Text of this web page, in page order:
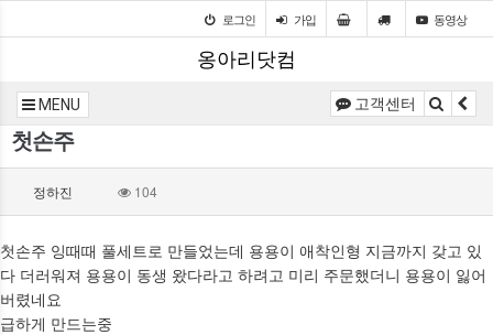
로그인 가입 동영상
옹아리닷컴
MENU 고객센터
첫손주
정하진 104
첫손주 잉때때 풀세트로 만들었는데 용용이 애착인형 지금까지 갖고 있
다 더러워져 용용이 동생 왔다라고 하려고 미리 주문했더니 용용이 잃어
버렸네요
급하게 만드는중